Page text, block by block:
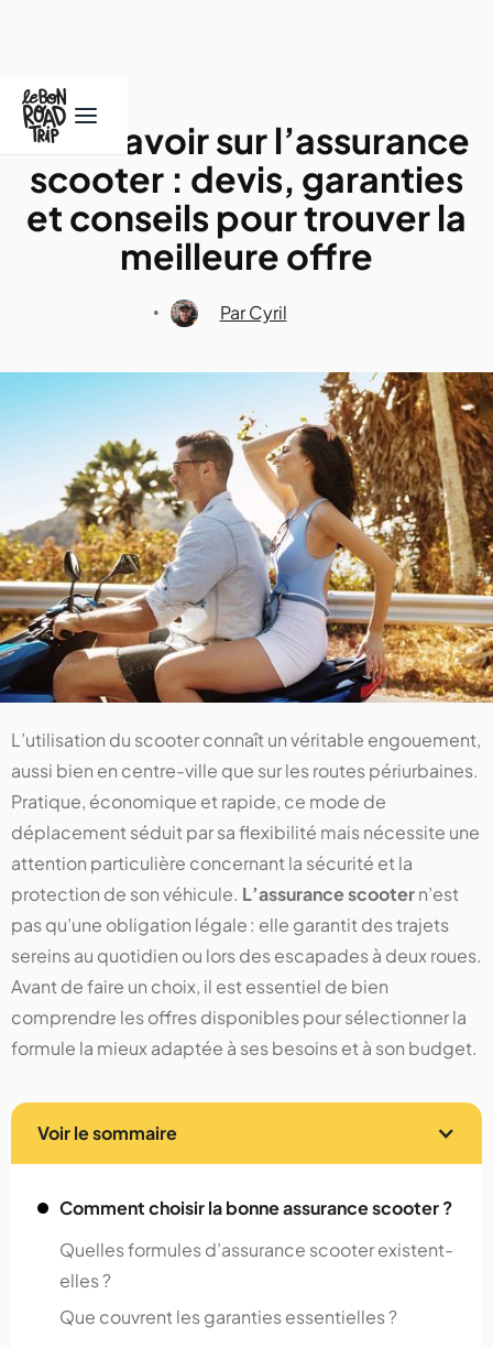
Tout savoir sur l’assurance
scooter : devis, garanties
et conseils pour trouver la
meilleure offre
• Par Cyril
L’utilisation du scooter connaît un véritable engouement,
aussi bien en centre-ville que sur les routes périurbaines.
Pratique, économique et rapide, ce mode de
déplacement séduit par sa flexibilité mais nécessite une
attention particulière concernant la sécurité et la
protection de son véhicule. L’assurance scootern’est
pas qu’une obligation légale : elle garantit des trajets
sereins au quotidien ou lors des escapades à deux roues.
Avant de faire un choix, il est essentiel de bien
comprendre les offres disponibles pour sélectionner la
formule la mieux adaptée à ses besoins et à son budget.
Voir le sommaire
Comment choisir la bonne assurance scooter ?
Quelles formules d’assurance scooter existent-
elles ?
Que couvrent les garanties essentielles ?